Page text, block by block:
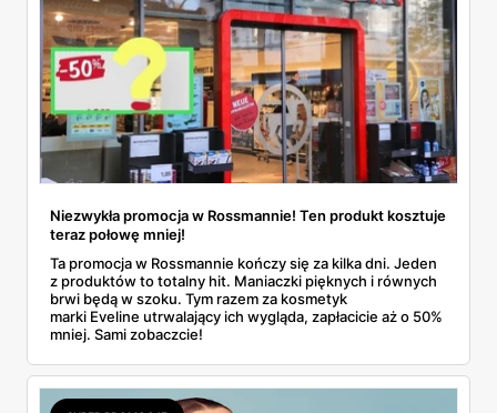
Niezwykła promocja w Rossmannie! Ten produkt kosztuje
teraz połowę mniej!
Ta promocja w Rossmannie kończy się za kilka dni. Jeden
z produktów to totalny hit. Maniaczki pięknych i równych
brwi będą w szoku. Tym razem za kosmetyk
marki Eveline utrwalający ich wygląda, zapłacicie aż o 50%
mniej. Sami zobaczcie!